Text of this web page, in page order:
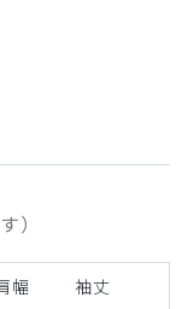
）
幅
袖丈